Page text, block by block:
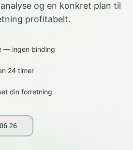
og en konkret plan til
profitabelt.
— ingen binding
24 timer
din forretning
26